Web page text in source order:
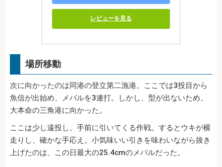
レビューを見る
場所移動
次に向かったのは同港の登立第二漁港。ここでは3投目から
魚信が出始め、メバルを3連打。しかし、型が出ないため、
大本命の三角港に向かった。
ここは少し遠投し、手前に引いてくる作戦。するとウキが横
走りし、確かな手応え。小気味いい引きを味わいながら抜き
上げたのは、この日最大の25.4cmのメバルだった。